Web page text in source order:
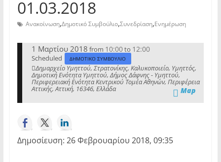
01.03.2018
Ανακοίνωση,Δημοτικό Συμβούλιο,Συνεδρίαση,Ενημέρωση
1 Μαρτίου 2018 from 10:00to 12:00
Scheduled ΔΗΜΟΤΙΚΟ ΣΥΜΒΟΥΛΙΟ
Δημαρχείο Υμηττού, Στρατονίκης, Καλυκοποιείο, Υμηττός,
Δημοτική Ενότητα Υμηττού, Δήμος Δάφνης - Υμηττού,
Περιφερειακή Ενότητα Κεντρικού Τομέα Αθηνών, Περιφέρεια
Αττικής, Αττική, 16346, Ελλάδα Map
Δημοσίευση: 26 Φεβρουαρίου 2018, 09:35